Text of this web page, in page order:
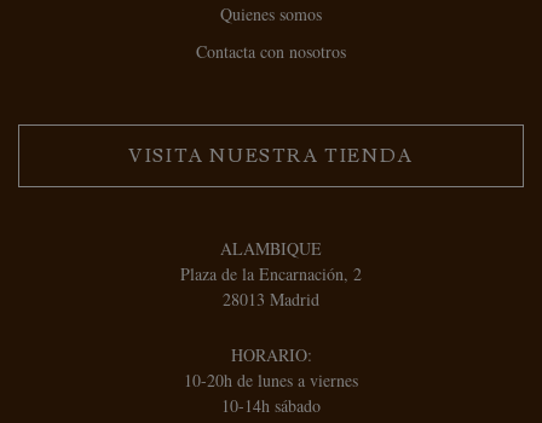
Quienes somos
Contacta con nosotros
VISITA NUESTRA TIENDA
ALAMBIQUE
Plaza de la Encarnación, 2
28013 Madrid
HORARIO:
10-20h de lunes a viernes
10-14h sábado